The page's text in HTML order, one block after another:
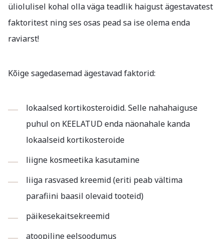
üliolulisel kohal olla väga teadlik haigust ägestavatest
faktoritest ning ses osas pead sa ise olema enda
raviarst!
Kõige sagedasemad ägestavad faktorid:
lokaalsed kortikosteroidid. Selle nahahaiguse
puhul on KEELATUD enda näonahale kanda
lokaalseid kortikosteroide
liigne kosmeetika kasutamine
liiga rasvased kreemid (eriti peab vältima
parafiini baasil olevaid tooteid)
päikesekaitsekreemid
atoopiline eelsoodumus